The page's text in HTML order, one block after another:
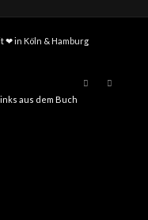
❤ in Köln & Hamburg
aus dem Buch